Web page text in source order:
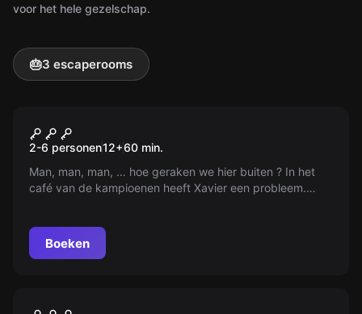
voor het hele gezelschap.
🎂3 escaperooms
FC De Kampioenen
2-6 personen12+60 min.
Man, man, man, … hoe geraken we hier buiten ? In het
café van de kampioenen heeft Xavier een probleem.
geraak je hier buiten ‘mijn gedacht’.
Boeken